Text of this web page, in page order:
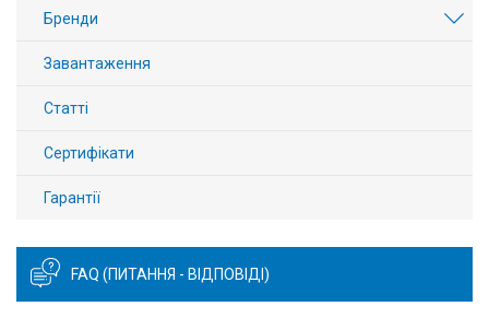
Бренди
Завантаження
Статті
Сертифікати
Гарантії
FAQ (ПИТАННЯ - ВІДПОВІДІ)